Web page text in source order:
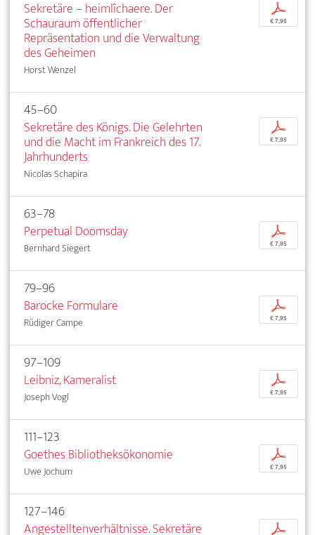
Sekretäre – heimlîchaere. Der
Schauraum öffentlicher
Repräsentation und die Verwaltung
des Geheimen
Horst Wenzel
p
€ 7,95
45–60
Sekretäre des Königs. Die Gelehrten
und die Macht im Frankreich des 17.
Jahrhunderts
Nicolas Schapira
p
€ 7,95
63–78
Perpetual Doomsday
Bernhard Siegert
p
€ 7,95
79–96
Barocke Formulare
Rüdiger Campe
p
€ 7,95
97–109
Leibniz, Kameralist
Joseph Vogl
p
€ 7,95
111–123
Goethes Bibliotheksökonomie
Uwe Jochum
p
€ 7,95
127–146
Angestelltenverhältnisse. Sekretäre
p